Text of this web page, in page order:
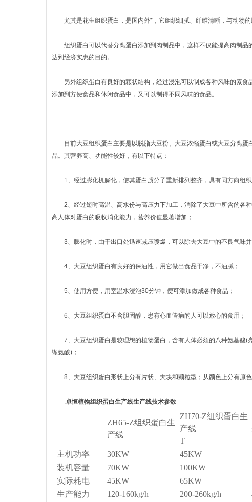
尤其是花生组织蛋白，是国内外*，它组织细腻、纤维清晰，与动物的
组织蛋白可以代替分离蛋白添加到肉制品中，这样不仅能提高肉制品
达到经济实惠的目的。
另外组织蛋白有良好的颗状结构，经过浸泡可以制成各种风味的素食
添加到方便食品和休闲食品中，又可以制得不同风味的食品。
目前大豆组织蛋白主要是以脱脂大豆粉、大豆浓缩蛋白或大豆分离蛋
品。其营养高、功能性较好，有以下特点：
1、经过膨化机膨化，使其蛋白质分子重新排列整齐，具有同方向组织
2、经过短时高温、高水份与高压力下加工，消除了大豆中所含的各
高人体对蛋白的吸收消化能力，营养价值显著增加；
3、膨化时，由于出口处迅速减压喷爆，可以除去大豆中的不良气味并
4、大豆组织蛋白有良好的保油性，用它做出食品干净，不油腻；
5、使用方便，用室温水浸泡30分钟，便可添加做成各种食品；
6、大豆组织蛋白不含胆固醇，患有心血管病的人可以放心的食用；
7、大豆组织蛋白是较理想的植物蛋白，含有人体必须的八种氨基酸(
缬氨酸)；
8、大豆组织蛋白形状上分有片状、大块和颗粒型；从颜色上分有原色
.卓恒植物组织蛋白生产线生产线技术参数
ZH65-Z组织蛋白生
产线
ZH70-Z组织蛋白生
产线
T
主机功率 30KW 45KW
装机容量
70KW 100KW
实际耗电
45KW 65KW
生产能力
120-160kg/h 200-260kg/h